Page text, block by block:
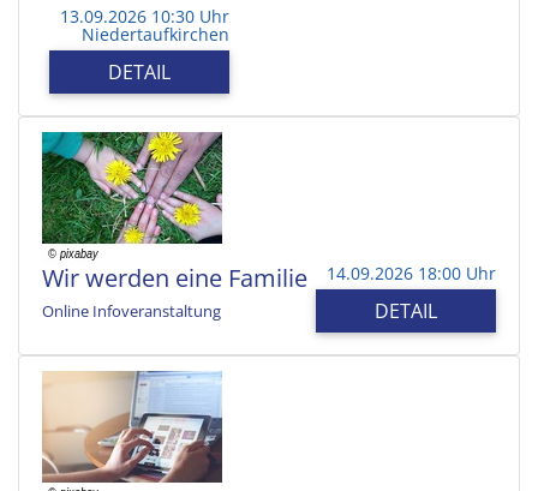
13.09.2026 10:30 Uhr
Niedertaufkirchen
DETAIL
Wir werden eine Familie
Online Infoveranstaltung
14.09.2026 18:00 Uhr
DETAIL